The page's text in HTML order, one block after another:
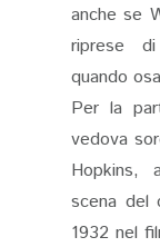
anche se
riprese di
quando
Per la
vedova
Hopkins,
scena del
1932 nel